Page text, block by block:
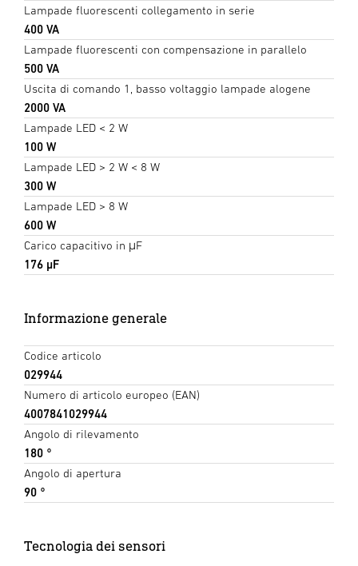
Lampade fluorescenti collegamento in serie
400 VA
Lampade fluorescenti con compensazione in parallelo
500 VA
Uscita di comando 1, basso voltaggio lampade alogene
2000 VA
Lampade LED < 2 W
100 W
Lampade LED > 2 W < 8 W
300 W
Lampade LED > 8 W
600 W
Carico capacitivo in μF
176 µF
Informazione generale
Codice articolo
029944
Numero di articolo europeo (EAN)
4007841029944
Angolo di rilevamento
180 °
Angolo di apertura
90 °
Tecnologia dei sensori